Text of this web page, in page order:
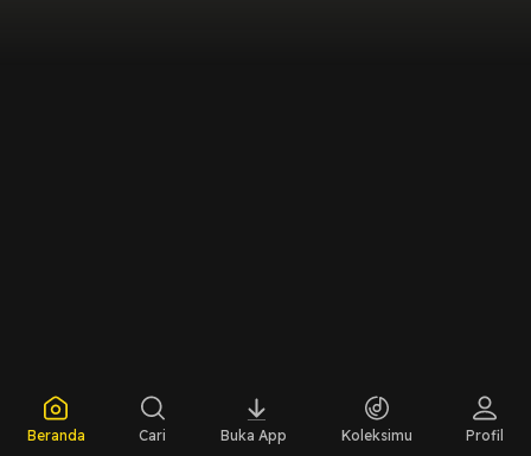
Beranda Cari Buka App Koleksimu Profil